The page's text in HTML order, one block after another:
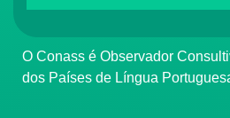
O Conass é Observador Consultivo da Comunidade
dos Países de Língua